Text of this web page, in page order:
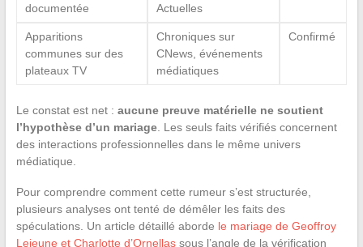
documentée
Actuelles
Apparitions
communes sur des
plateaux TV
Chroniques sur
CNews, événements
médiatiques
Confirmé
Le constat est net : aucune preuve matérielle ne soutient
l’hypothèse d’un mariage. Les seuls faits vérifiés concernent
des interactions professionnelles dans le même univers
médiatique.
Pour comprendre comment cette rumeur s’est structurée,
plusieurs analyses ont tenté de démêler les faits des
spéculations. Un article détaillé aborde le mariage de Geoffroy
Lejeune et Charlotte d’Ornellassous l’angle de la vérification